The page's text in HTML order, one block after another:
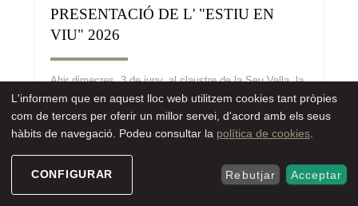
PRESENTACIÓ DE L' "ESTIU EN
VIU" 2026
Ahir dimecres, 3 de juny, al claustre de la Seu Vella, la
regidora de Cultura de l’Ajuntament de Lleida, Pilar
Bosch, juntament amb la participació dels
representants dels equipaments ...
ACTIVITATS D'ESTIU AL TURÓ
L'informem que en aquest lloc web utilitzem cookies tant pròpies
com de tercers per oferir un millor servei, d'acord amb els seus
hàbits de navegació. Podeu consultar la política de cookies
CONFIGURAR Rebutjar Acceptar